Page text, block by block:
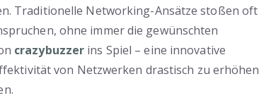
Traditionelle Networking-Ansätze stoßen oft
ohne immer die gewünschten
crazybuzzer ins Spiel – eine innovative
von Netzwerken drastisch zu erhöhen